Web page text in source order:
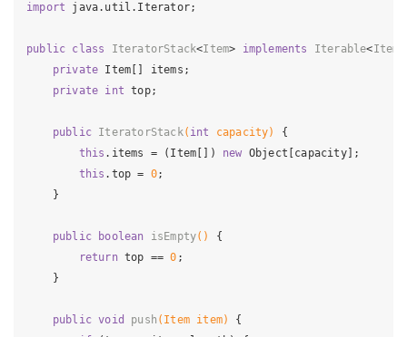
import java.util.Iterator;
public class IteratorStack<Item> implements Iterable<Item
private Item[] items;
private int top;
public IteratorStack( int capacity)
{
this .items = (Item[]) new Object[capacity];
this .top = 0;
    }
public boolean isEmpty()
{
return top == 0 ;
    }
public void push (Item item)
{